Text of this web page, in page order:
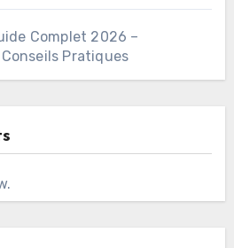
Complet 2026 –
Pratiques